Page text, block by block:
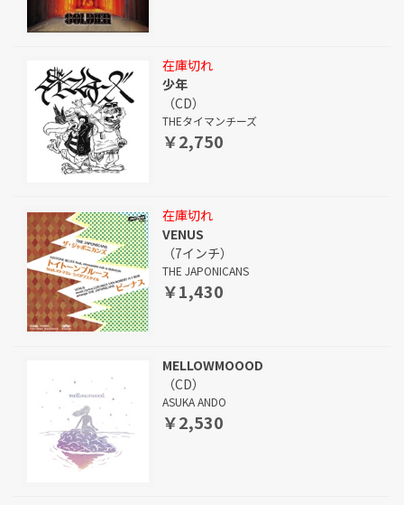
在庫切れ
少年
（CD）
THEタイマンチーズ
￥2,750
在庫切れ
VENUS
（7インチ）
THE JAPONICANS
￥1,430
MELLOWMOOOD
（CD）
ASUKA ANDO
￥2,530